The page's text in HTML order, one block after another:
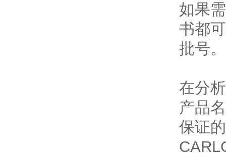
如果
书都
批号。
在分
产品
保证